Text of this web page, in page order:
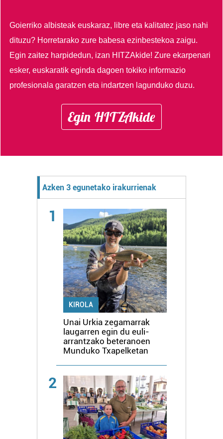
Goierriko albisteak euskaraz, libre eta kalitatez jaso nahi
dituzu? Horretarako zure babesa ezinbestekoa zaigu.
Egin zaitez harpidedun, izan HITZAkide!Zure ekarpenari
esker, euskaratik eginda dagoen tokiko informazio
profesionala garatzen eta indartzen lagunduko duzu.
Egin HITZAkide
Azken 3 egunetako irakurrienak
1
KIROLA
Unai Urkia zegamarrak
laugarren egin du euli-
arrantzako beteranoen
Munduko Txapelketan
2